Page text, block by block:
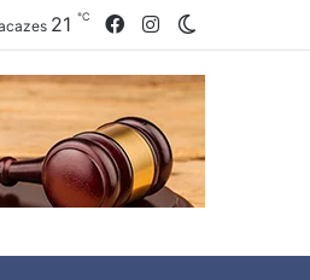
21 ℃ FacebookInstagram